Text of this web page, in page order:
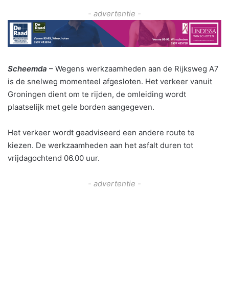
- advertentie -
Scheemda – Wegens werkzaamheden aan de Rijksweg A7
is de snelweg momenteel afgesloten. Het verkeer vanuit
Groningen dient om te rijden, de omleiding wordt
plaatselijk met gele borden aangegeven.
Het verkeer wordt geadviseerd een andere route te
kiezen. De werkzaamheden aan het asfalt duren tot
vrijdagochtend 06.00 uur.
- advertentie -